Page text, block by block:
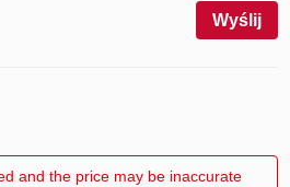
Wyślij
and the price may be inaccurate